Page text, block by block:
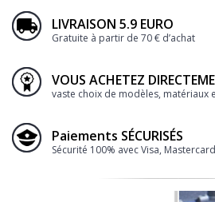
LIVRAISON 5.9 EURO
Gratuite à partir de 70 € d’achat
VOUS ACHETEZ
vaste choix de modèles, matériaux
Paiements SÉCURISÉS
Sécurité 100% avec Visa,